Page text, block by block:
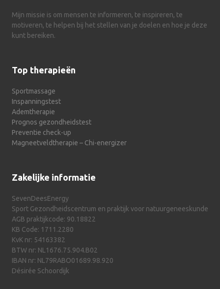
Mijn missie is om mensen te informeren, te inspireren, te
motiveren, te helpen bij het stellen van je doelen en hoe je deze
kunt bereiken.
Top therapieën
Sportmassage
Inspanningstest
Ademtherapie
Prognos gezondheidstest
Preventie check-up
Magneetveldtherapie – Chi-energizer
Zakelijke informatie
SevenDeesEnergy
Sport Gezondheidscentrum en praktijk voor natuurgeneeskunde
AGB praktijkcode: 90.18822
KB Code: 1711.2280
KvK nr: 54163382
BTW nr: NL1676.75.904.B02
IBAN nr: NL79RABO01689.98.920
Désirée Schoordijk